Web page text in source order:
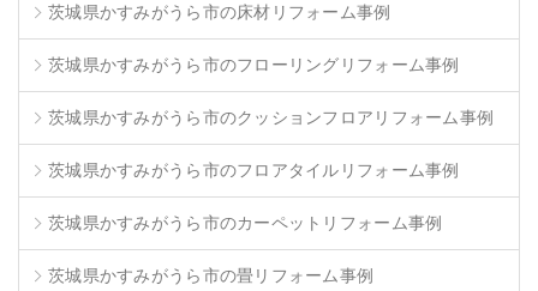
茨城県かすみがうら市の床材リフォーム事例
茨城県かすみがうら市のフローリングリフォーム事例
茨城県かすみがうら市のクッションフロアリフォーム事例
茨城県かすみがうら市のフロアタイルリフォーム事例
茨城県かすみがうら市のカーペットリフォーム事例
茨城県かすみがうら市の畳リフォーム事例